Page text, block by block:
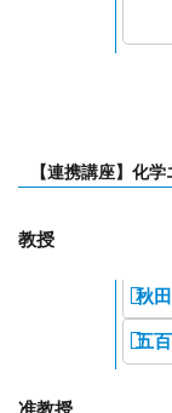
【連携講座】化
教授
秋
五
准教授